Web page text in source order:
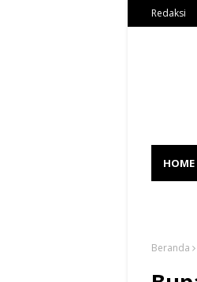
Redaksi
HOME
Beranda